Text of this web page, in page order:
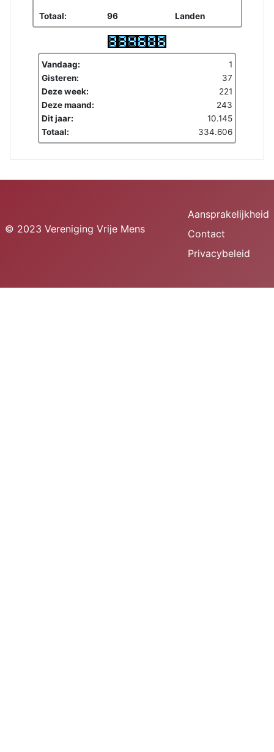
Totaal: 96 Landen
Vandaag:
1
Gisteren:
37
Deze week:
221
Deze maand:
243
Dit jaar:
10.145
Totaal:
334.606
© 2023 Vereniging Vrije Mens
Aansprakelijkheid
Contact
Privacybeleid